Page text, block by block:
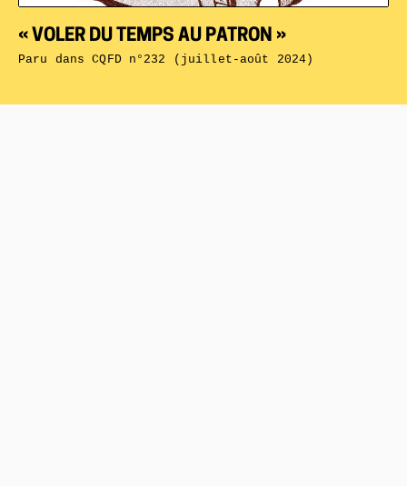
« VOLER DU TEMPS AU PATRON »
Paru dansCQFD n°232 (juillet-août 2024)